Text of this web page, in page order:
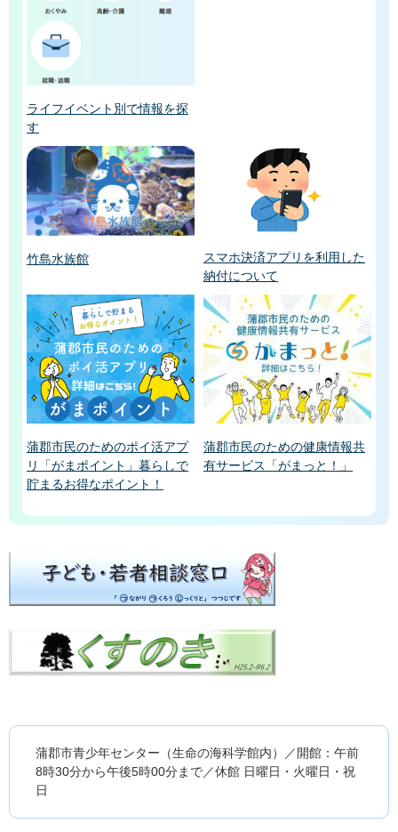
ライフイベント別で情報を探
す
竹島水族館
スマホ決済アプリを利用した
納付について
蒲郡市民のためのポイ活アプ
リ「がまポイント」暮らしで
貯まるお得なポイント！
蒲郡市民のための健康情報共
有サービス「がまっと！」
蒲郡市青少年センター（生命の海科学館内）／開館：午前
8時30分から午後5時00分まで／休館 日曜日・火曜日・祝
日